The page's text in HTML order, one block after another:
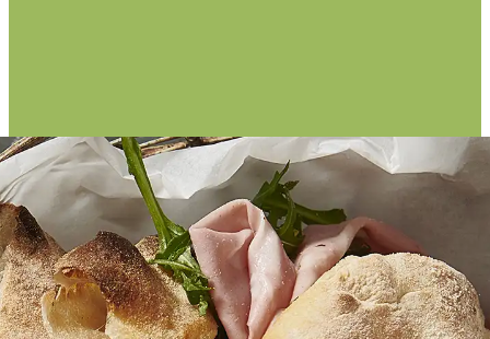
GÆSTEMAD